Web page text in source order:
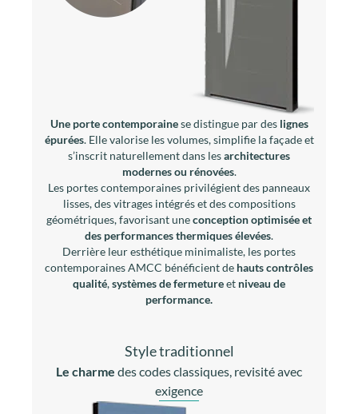
Une porte contemporainese distingue par des lignes
épurées. Elle valorise les volumes, simplifie la façade et
s’inscrit naturellement dans lesarchitectures
modernes ou rénovées.
Les portes contemporaines privilégient des panneaux
lisses, des vitrages intégrés et des compositions
géométriques, favorisant uneconception optimisée et
des performances thermiques élevées.
Derrière leur esthétique minimaliste, les portes
contemporaines AMCC bénéficient de hauts contrôles
qualité,systèmes de fermetureet niveau de
performance.
Style traditionnel
Le charme des codes classiques, revisité avec
exigence